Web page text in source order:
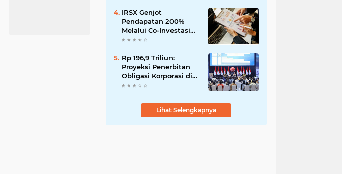
IRSX Genjot
Pendapatan 200%
Melalui Co-Investasi
10+ Film Layar Lebar
Rp 196,9 Triliun:
Proyeksi Penerbitan
Obligasi Korporasi di
Tahun 2026
Lihat Selengkapnya